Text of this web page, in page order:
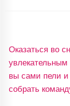
Оказаться во
вы сами пели и
собрать